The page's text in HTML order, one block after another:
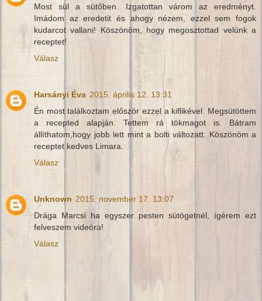
Most sül a sütőben. Izgatottan várom az eredményt.
Imádom az eredetit és ahogy nézem, ezzel sem fogok
kudarcot vallani! Köszönöm, hogy megosztottad velünk a
receptet!
Válasz
Harsányi Éva 2015. április 12. 13:31
Én most találkoztam először ezzel a kiflikével. Megsütöttem
a recepted alapján. Tettem rá tökmagot is. Bátram
állíthatom,hogy jobb lett mint a bolti változatt. Köszönöm a
receptet kedves Limara.
Válasz
Unknown 2015. november 17. 13:07
Drága Marcsi ha egyszer pesten sütögetnél, ígérem ezt
felveszem videóra!
Válasz